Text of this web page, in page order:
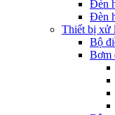
Đèn
Đèn
Thiết bị xử
Bộ
Bơm